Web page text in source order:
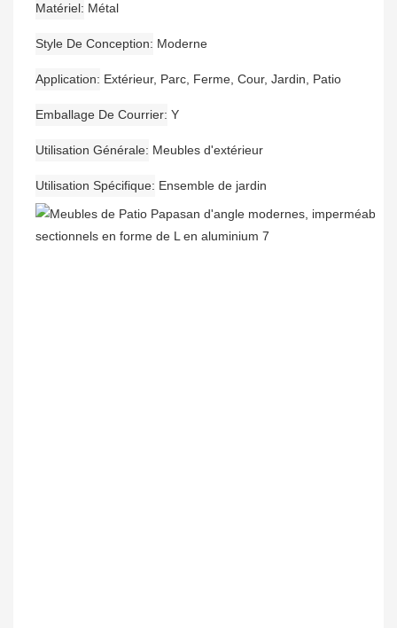
Matériel Métal
Style De Conception Moderne
Application Extérieur, Parc, Ferme, Cour, Jardin, Patio
Emballage De Courrier Y
Utilisation Générale Meubles d'extérieur
Utilisation Spécifique Ensemble de jardin